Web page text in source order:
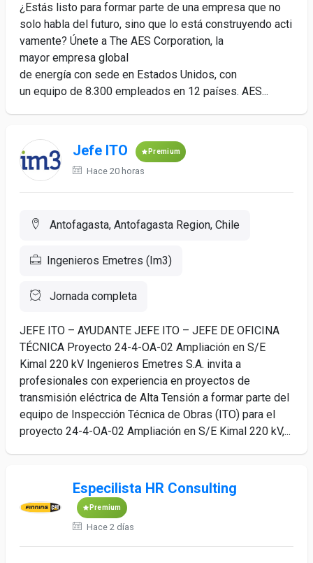
¿Estás listo para formar parte de una empresa que no
solo habla del futuro, sino que lo está construyendo acti
vamente? Únete a The AES Corporation, la
mayor empresa global
de energía con sede en Estados Unidos, con
un equipo de 8.300 empleados en 12 países. AES...
Jefe ITO Premium
Hace 20 horas
Antofagasta, Antofagasta Region, Chile
Ingenieros Emetres (Im3)
Jornada completa
JEFE ITO – AYUDANTE JEFE ITO – JEFE DE OFICINA
TÉCNICA Proyecto 24-4-OA-02 Ampliación en S/E
Kimal 220 kV Ingenieros Emetres S.A. invita a
profesionales con experiencia en proyectos de
transmisión eléctrica de Alta Tensión a formar parte del
equipo de Inspección Técnica de Obras (ITO) para el
proyecto 24-4-OA-02 Ampliación en S/E Kimal 220 kV,...
Especilista HR Consulting
Premium
Hace 2 días